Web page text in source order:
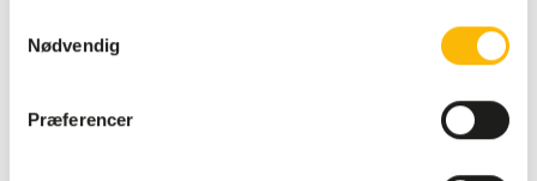
Nødvendig
Præferencer